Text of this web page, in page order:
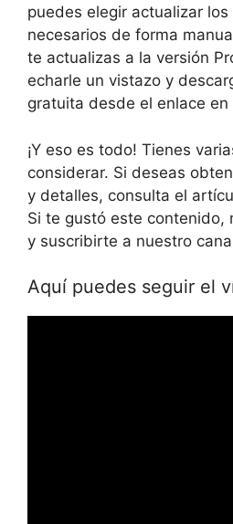
puedes elegir actualizar
necesarios de forma
te actualizas a la versión
echarle un vistazo y
gratuita desde el enlace en
¡Y eso es todo! Tienes
considerar. Si deseas
y detalles, consulta el
Si te gustó este contenido,
y suscribirte a nuestro
Aquí puedes seguir el